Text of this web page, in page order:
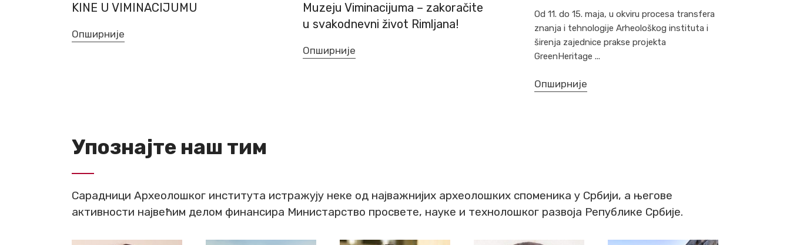
KINE U VIMINACIJUMU
Опширније
Muzeju Viminacijuma – zakoračite
u svakodnevni život Rimljana!
Опширније
Od 11. do 15. maja, u okviru procesa transfera
znanja i tehnologije Arheološkog instituta i
širenja zajednice prakse projekta
GreenHeritage
Опширније
Упознајте наш тим
Сарадници Археолошког института истражују неке од најважнијих археолошких споменика у Србији, а његове
активности највећим делом финансира Министарство просвете, науке и технолошког развоја Републике Србије.